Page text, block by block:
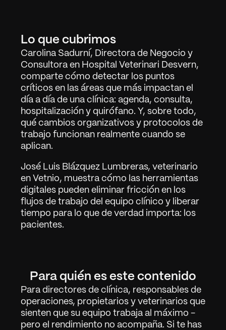
About
02
Contact
03
Lo que cubrimos
Carolina Sadurní, Directora de Negocio y
Consultora en Hospital Veterinari Desvern,
comparte cómo detectar los puntos
críticos en las áreas que más impactan el
día a día de una clínica: agenda, consulta,
hospitalización y quirófano. Y, sobre todo,
qué cambios organizativos y protocolos de
trabajo funcionan realmente cuando se
aplican.
José Luis Blázquez Lumbreras, veterinario
en Vetnio, muestra cómo las herramientas
digitales pueden eliminar fricción en los
flujos de trabajo del equipo clínico y liberar
tiempo para lo que de verdad importa: los
pacientes.
Para quién es este contenido
Para directores de clínica, responsables de
operaciones, propietarios y veterinarios que
sienten que su equipo trabaja al máximo -
pero el rendimiento no acompaña. Si te has